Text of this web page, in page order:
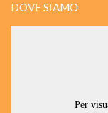
DOVE SIAMO